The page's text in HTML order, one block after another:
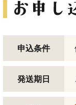
申込条件
発送期日